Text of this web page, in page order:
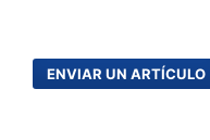
ENVIAR UN ARTÍCULO